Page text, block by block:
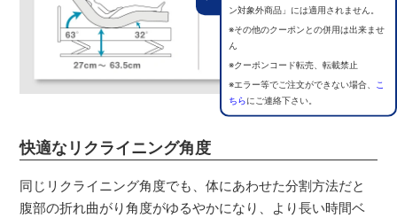
ン対象外商品」には適用されません。
※その他のクーポンとの併用は出来ませ
ん
※クーポンコード転売、転載禁止
※エラー等でご注文ができない場合、
こ
ちらにご連絡下さい。
快適なリクライニング角度
同じリクライニング角度でも、体にあわせた分割方法だと
腹部の折れ曲がり角度がゆるやかになり、より長い時間ベ